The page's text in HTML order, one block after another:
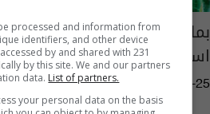
بملعب البصرة.. منتخب
اسود الرافدين ودياً
08:17 | 2023-06-25
processed and information from
identifiers, and other device
by and shared with 231
by this site. We and our partners
data. List of partners.
your personal data on the basis